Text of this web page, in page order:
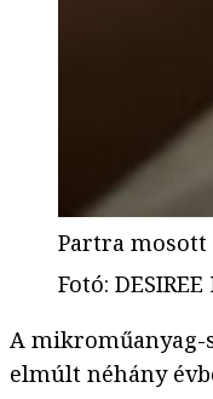
Partra mosott
Fotó:
A mikroműanyag-
elmúlt néhány